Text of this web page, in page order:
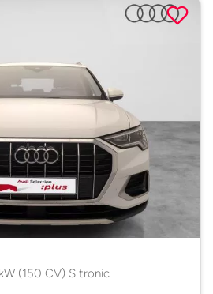
(150 CV) S tronic